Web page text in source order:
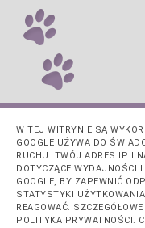
W TEJ WITRYNIE SĄ
GOOGLE UŻYWA DO
RUCHU. TWÓJ ADRES IP I
DOTYCZĄCE WYDAJNOŚCI
GOOGLE, BY ZAPEWNIĆ
STATYSTYKI
REAGOWAĆ.
POLITYKA PRYWATNOŚCI.